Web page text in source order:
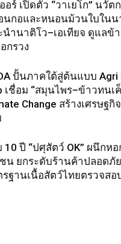
อร์ เปิดตัว “วาเยโก” นวัต
นกอและหนอนม้วนใบในน
นำนาติโว–เอเทียจ ดูแลข้
กรวง
ปั้นภาคใต้สู่ต้นแบบ Agri
เชื่อม “สมุนไพร–ข้าวทนเ
Change สร้างเศรษฐ
10 ปี “ปศุสัตว์ OK” ผนึกห
ชน ยกระดับร้านค้าปลอดภั
รฐานเนื้อสัตว์ไทยตรวจส